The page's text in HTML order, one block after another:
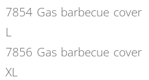
7854 Gas barbecue cover
L
7856 Gas barbecue cover
XL